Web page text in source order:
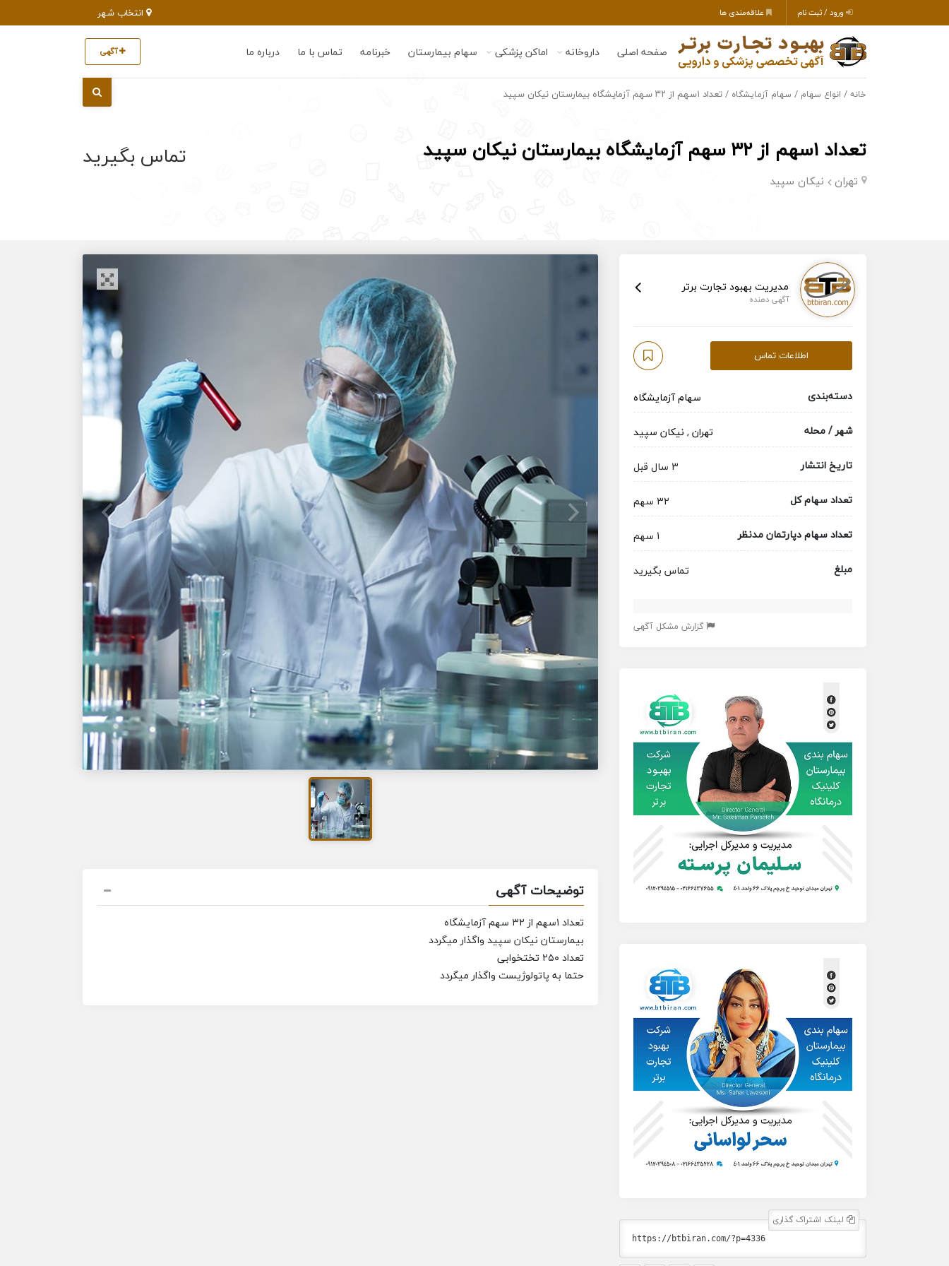
ورود / ثبت نام علاقه‌مندی ها
صفحه اصلی داروخانه اماکن پزشکی سهام بیمارستان خبرنامه تماس با ما درباره ما آگهی
خانه / انواع سهام / سهام آزمایشگاه / تعداد ۱سهم از ۳۲ سهم آزمایشگاه بیمارستان نیکان سپید
تعداد ۱سهم از ۳۲ سهم آزمایشگاه بیمارستان نیکان سپید
تهران نیکان سپید
تماس بگیرید
مدیریت بهبود تجارت برتر
آگهی دهنده
اطلاعات تماس
دسته‌بندی
سهام آزمایشگاه
شهر / محله
تهران , نیکان سپید
تاریخ انتشار
3 سال قبل
تعداد سهام کل
32 سهم
تعداد سهام دپارتمان مدنظر
1 سهم
مبلغ
تماس بگیرید
گزارش مشکل آگهی
لینک اشتراک گذاری
توضیحات آگهی
تعداد ۱سهم از ۳۲ سهم آزمایشگاه
بیمارستان نیکان سپید واگذار میگردد
تعداد ۲۵۰ تختخوابی
حتما به پاتولوژیست واگذار میگردد